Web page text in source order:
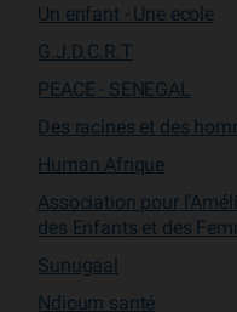
Un enfant - Une ecole
G.J.D.C.R.T
PEACE - SENEGAL
Des racines et des
Human Afrique
Association pour
des Enfants et des
Sunugaal
Ndioum santé